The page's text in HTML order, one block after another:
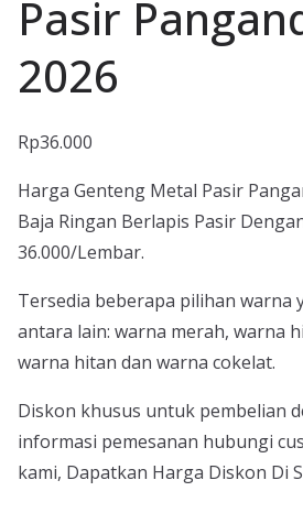
Pasir
2026
Rp36.000
Harga Genteng Metal Pasir
Baja Ringan Berlapis Pasir
36.000/Lembar.
Tersedia beberapa pilihan warna
antara lain: warna merah, warna
warna hitan dan warna cokelat.
Diskon khusus untuk pembelian
informasi pemesanan hubungi
kami, Dapatkan Harga Diskon Di